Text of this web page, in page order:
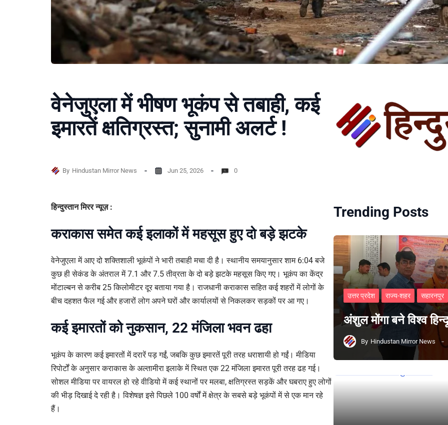
वेनेजुएला में भीषण भूकंप से तबाही, कई
इमारतें क्षतिग्रस्त; सुनामी अलर्ट !
By Hindustan Mirror News Jun 25, 2026 0
हिन्दुस्तान मिरर न्यूज़ :
कराकास समेत कई इलाकों में महसूस हुए दो बड़े झटके
वेनेजुएला में आए दो शक्तिशाली भूकंपों ने भारी तबाही मचा दी है। स्थानीय समयानुसार शाम 6:04 बजे
कुछ ही सेकंड के अंतराल में 7.1 और 7.5 तीव्रता के दो बड़े झटके महसूस किए गए। भूकंप का केंद्र
मोंटाल्बन से करीब 25 किलोमीटर दूर बताया गया है। राजधानी कराकास सहित कई शहरों में लोगों के
बीच दहशत फैल गई और हजारों लोग अपने घरों और कार्यालयों से निकलकर सड़कों पर आ गए।
कई इमारतों को नुकसान, 22 मंजिला भवन ढहा
भूकंप के कारण कई इमारतों में दरारें पड़ गईं, जबकि कुछ इमारतें पूरी तरह धराशायी हो गईं। मीडिया
रिपोर्टों के अनुसार कराकास के अल्तामीरा इलाके में स्थित एक 22 मंजिला इमारत पूरी तरह ढह गई।
सोशल मीडिया पर वायरल हो रहे वीडियो में कई स्थानों पर मलबा, क्षतिग्रस्त सड़कें और घबराए हुए लोगों
की भीड़ दिखाई दे रही है। विशेषज्ञ इसे पिछले 100 वर्षों में क्षेत्र के सबसे बड़े भूकंपों में से एक मान रहे
हैं।
Trending Posts
उत्तर प्रदेश राज्य-शहर सहारनपुर
अंशुल मोंगा बने विश्व
By Hindustan Mirror News